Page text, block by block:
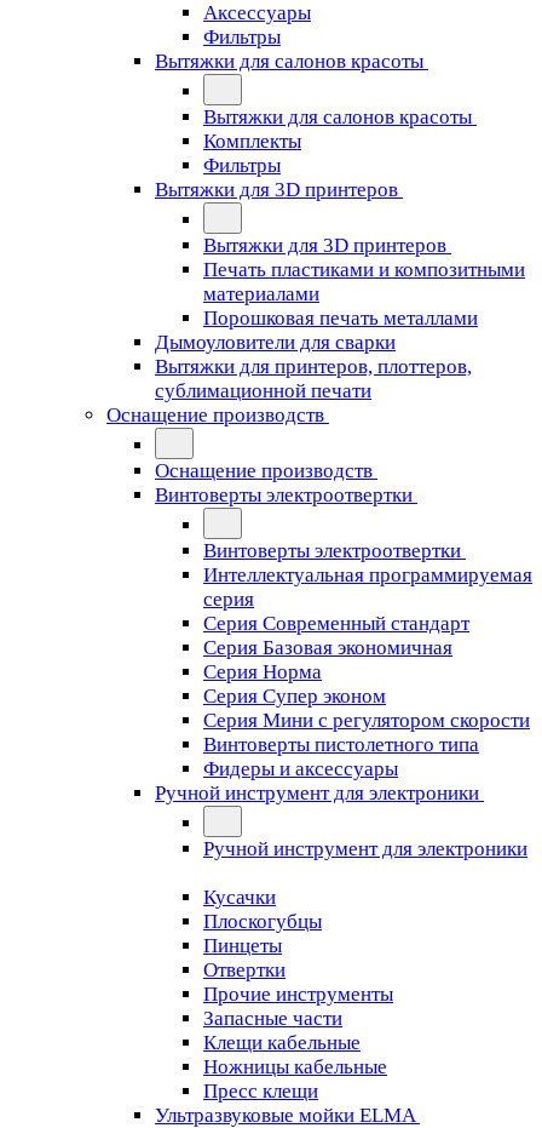
Аксессуары
Фильтры
Вытяжки для салонов красоты
Вытяжки для салонов красоты
Комплекты
Фильтры
Вытяжки для 3D принтеров
Вытяжки для 3D принтеров
Печать пластиками и композитными
материалами
Порошковая печать металлами
Дымоуловители для сварки
Вытяжки для принтеров, плоттеров,
сублимационной печати
Оснащение производств
Оснащение производств
Винтоверты электроотвертки
Винтоверты электроотвертки
Интеллектуальная программируемая
серия
Серия Современный стандарт
Серия Базовая экономичная
Серия Норма
Серия Cупер эконом
Серия Мини с регулятором скорости
Винтоверты пистолетного типа
Фидеры и аксессуары
Ручной инструмент для электроники
Ручной инструмент для электроники
Кусачки
Плоскогубцы
Пинцеты
Отвертки
Прочие инструменты
Запасные части
Клещи кабельные
Ножницы кабельные
Пресс клещи
Ультразвуковые мойки ELMA